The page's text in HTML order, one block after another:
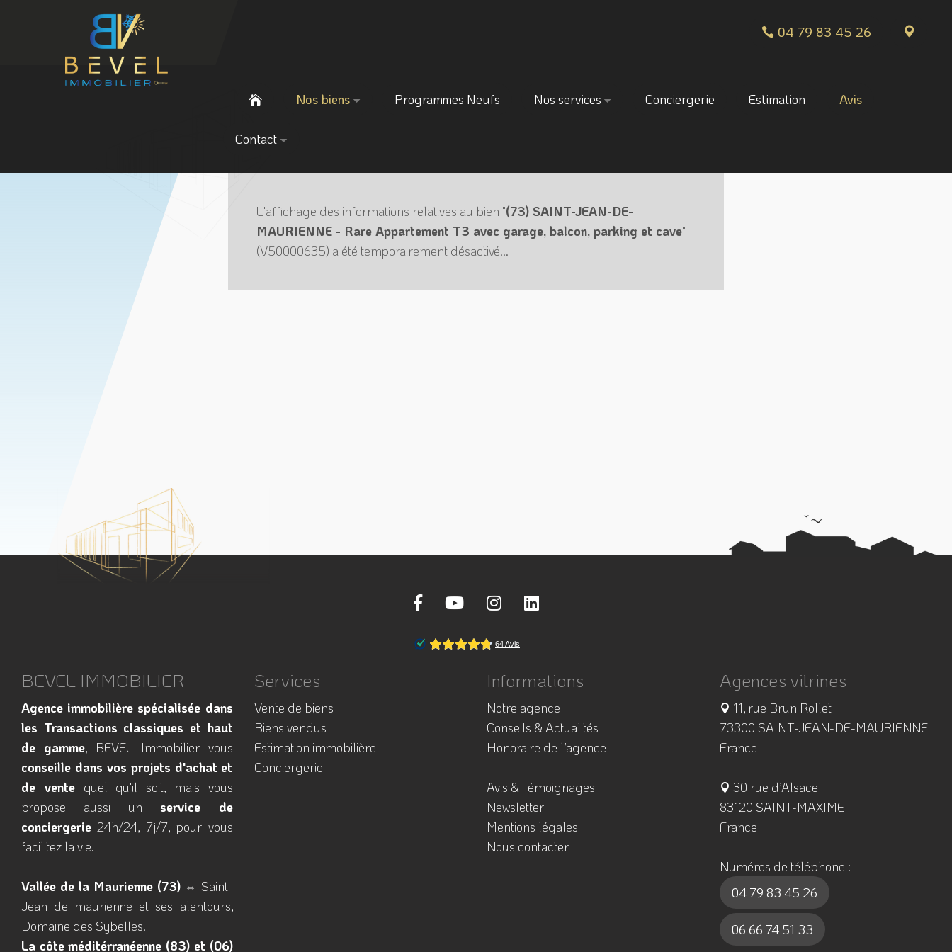
04 79 83 45 26
Nos biens Programmes Neufs Nos services Conciergerie Estimation Avis
Contact
L'affichage des informations relatives au bien "(73) SAINT-JEAN-DE-
MAURIENNE - Rare Appartement T3 avec garage, balcon, parking et cave"
(V50000635) a été temporairement désactivé...
BEVEL IMMOBILIER
Agence immobilière spécialisée dans
les Transactions classiques et haut
de gamme, BEVEL Immobilier vous
conseille dans vos projets d'achat et
de ventequel qu'il soit, mais vous
propose aussi un service de
conciergerie 24h/24, 7j/7, pour vous
facilitez la vie.
Vallée de la Maurienne (73) ⇔ Saint-
Jean de maurienne et ses alentours,
Domaine des Sybelles.
La côte méditérranéenne (83) et (06)
Services
Vente de biens
Biens vendus
Estimation immobilière
Conciergerie
Informations
Notre agence
Conseils & Actualités
Honoraire de l’agence
Avis & Témoignages
Newsletter
Mentions légales
Nous contacter
Agences vitrines
11, rue Brun Rollet
73300 SAINT-JEAN-DE-MAURIENNE
France
30 rue d’Alsace
83120 SAINT-MAXIME
France
Numéros de téléphone :
04 79 83 45 26
06 66 74 51 33